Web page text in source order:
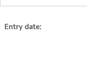
Entry date: